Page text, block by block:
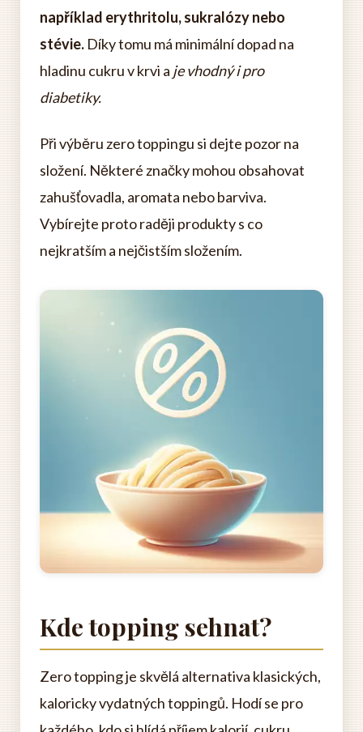
například erythritolu, sukralózy nebo
stévie. Díky tomu má minimální dopad na
hladinu cukru v krvi a je vhodný i pro
diabetiky.
Při výběru zero toppingu si dejte pozor na
složení. Některé značky mohou obsahovat
zahušťovadla, aromata nebo barviva.
Vybírejte proto raději produkty s co
nejkratším a nejčistším složením.
Kde topping sehnat?
Zero topping je skvělá alternativa klasických,
kaloricky vydatných toppingů. Hodí se pro